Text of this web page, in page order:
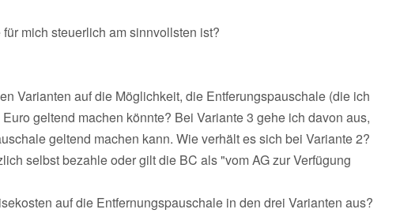
mich steuerlich am sinnvollsten ist?
Varianten auf die Möglichkeit, die Entferungspauschale (die ich
geltend machen könnte? Bei Variante 3 gehe ich davon aus,
geltend machen kann. Wie verhält es sich bei Variante 2?
selbst bezahle oder gilt die BC als "vom AG zur Verfügung
auf die Entfernungspauschale in den drei Varianten aus?